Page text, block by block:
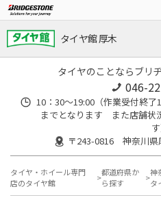
タイヤ館 厚木
タイヤのことならブリ
046-
10：30～19:00（作業受付終
までとなります また店舗状
す
〒243-0816 神奈川県
タイヤ・ホイール専門
店のタイヤ館
都道府県か
ら探す
神
タ